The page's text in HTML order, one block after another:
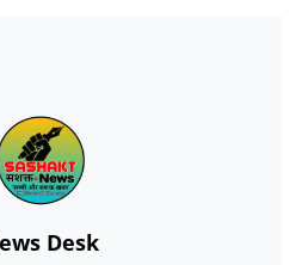
Desk